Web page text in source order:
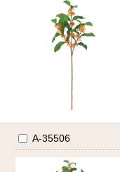
A-35506